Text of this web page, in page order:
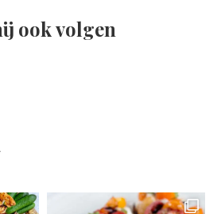
ook volgen